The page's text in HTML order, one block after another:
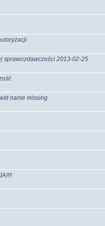
sprawozdawczości 2013-02-25
name missing